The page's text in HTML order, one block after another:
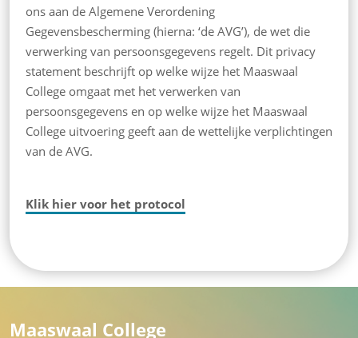
ons aan de Algemene Verordening
Gegevensbescherming (hierna: ‘de AVG’), de wet die
verwerking van persoonsgegevens regelt. Dit privacy
statement beschrijft op welke wijze het Maaswaal
College omgaat met het verwerken van
persoonsgegevens en op welke wijze het Maaswaal
College uitvoering geeft aan de wettelijke verplichtingen
van de AVG.
Klik hier voor het protocol
Maaswaal College